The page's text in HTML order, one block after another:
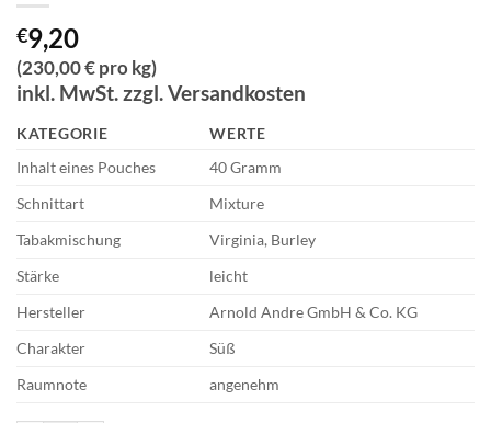
€9,20
(230,00 € pro kg)
inkl. MwSt. zzgl. Versandkosten
KATEGORIE
WERTE
Inhalt eines Pouches
40 Gramm
Schnittart
Mixture
Tabakmischung
Virginia, Burley
Stärke
leicht
Hersteller
Arnold Andre GmbH & Co. KG
Charakter
Süß
Raumnote
angenehm